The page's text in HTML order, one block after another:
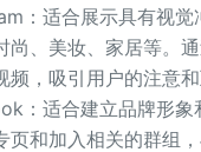
：适合展示具有视觉
尚、美妆、家居等。
频，吸引用户的注意和
：适合建立品牌形象
页和加入相关的群组